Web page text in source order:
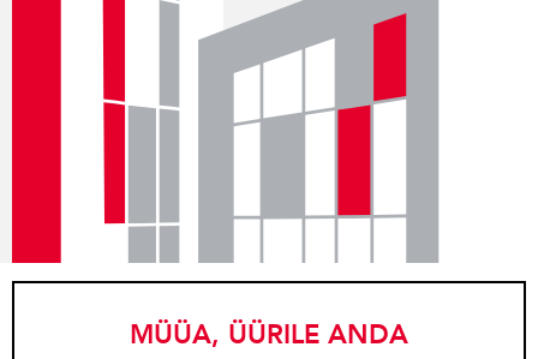
MÜÜA, ÜÜRILE ANDA